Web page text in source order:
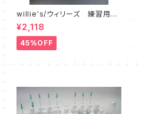
willie's/ウィリーズ 練習用ミ
ュート Little Willie - sound
reducer
¥2,118
45%OFF